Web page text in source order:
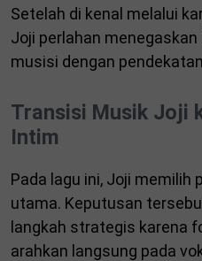
Setelah di kenal melalui
Joji perlahan
musisi dengan
Transisi Musik Joji
Intim
Pada lagu ini, Joji memilih
utama. Keputusan
langkah strategis karena
arahkan langsung pada